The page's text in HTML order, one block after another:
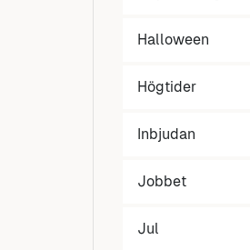
Halloween
Högtider
Inbjudan
Jobbet
Jul